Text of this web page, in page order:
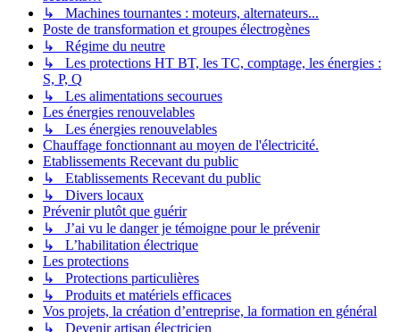
↳ Machines tournantes : moteurs, alternateurs...
Poste de transformation et groupes électrogènes
↳ Régime du neutre
↳ Les protections HT BT, les TC, comptage, les énergies :
S, P, Q
↳ Les alimentations secourues
Les énergies renouvelables
↳ Les énergies renouvelables
Chauffage fonctionnant au moyen de l'électricité.
Etablissements Recevant du public
↳ Etablissements Recevant du public
↳ Divers locaux
Prévenir plutôt que guérir
↳ J’ai vu le danger je témoigne pour le prévenir
↳ L’habilitation électrique
Les protections
↳ Protections particulières
↳ Produits et matériels efficaces
Vos projets, la création d’entreprise, la formation en général
↳ Devenir artisan électricien